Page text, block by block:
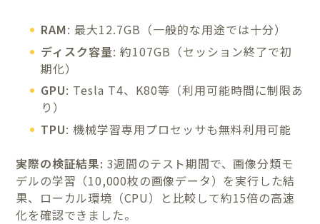
RAM: 最大12.7GB（一般的な用途では十分）
ディスク容量: 約107GB（セッション終了で初
期化）
GPU: Tesla T4、K80等（利用可能時間に制限あ
り）
TPU: 機械学習専用プロセッサも無料利用可能
実際の検証結果: 3週間のテスト期間で、画像分類モ
デルの学習（10,000枚の画像データ）を実行した結
果、ローカル環境（CPU）と比較して約15倍の高速
化を確認できました。